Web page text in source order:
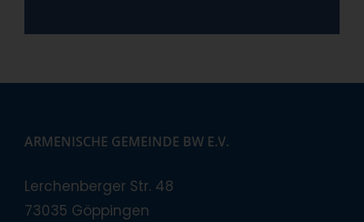
ARMENISCHE GEMEINDE BW E.V.
Lerchenberger Str. 48
73035 Göppingen